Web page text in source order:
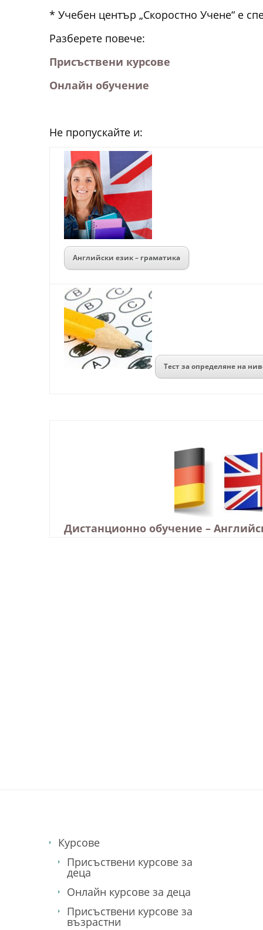
* Учебен център „Скоростно Учене“ е
Разберете повече:
Присъствени курсове
Онлайн обучение
Не пропускайте и:
Английски език – граматика
Тест за определяне на
Дистанционно обучение –
Курсове
Присъствени курсове за
деца
Онлайн курсове за деца
Присъствени курсове за
възрастни